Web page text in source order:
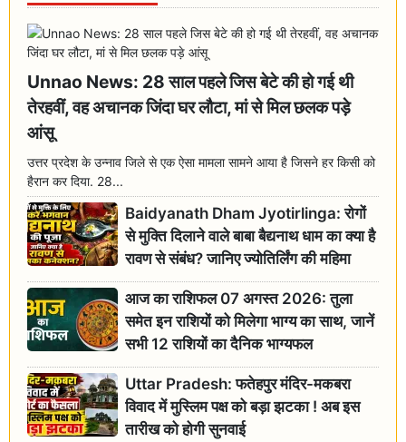
Unnao News: 28 साल पहले जिस बेटे की हो गई थी
तेरहवीं, वह अचानक जिंदा घर लौटा, मां से मिल छलक पड़े
आंसू
उत्तर प्रदेश के उन्नाव जिले से एक ऐसा मामला सामने आया है जिसने हर किसी को
हैरान कर दिया. 28...
Baidyanath Dham Jyotirlinga: रोगों
से मुक्ति दिलाने वाले बाबा बैद्यनाथ धाम का क्या है
रावण से संबंध? जानिए ज्योतिर्लिंग की महिमा
आज का राशिफल 07 अगस्त 2026: तुला
समेत इन राशियों को मिलेगा भाग्य का साथ, जानें
सभी 12 राशियों का दैनिक भाग्यफल
Uttar Pradesh: फतेहपुर मंदिर-मकबरा
विवाद में मुस्लिम पक्ष को बड़ा झटका ! अब इस
तारीख को होगी सुनवाई